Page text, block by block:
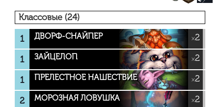
Классовые (24)
1
ДВОРФ-СНАЙПЕР ×2
1 ЗАЙЦЕЛОП ×2
1 ПРЕЛЕСТНОЕ НАШЕСТВИЕ ×2
2 МОРОЗНАЯ ЛОВУШКА ×2